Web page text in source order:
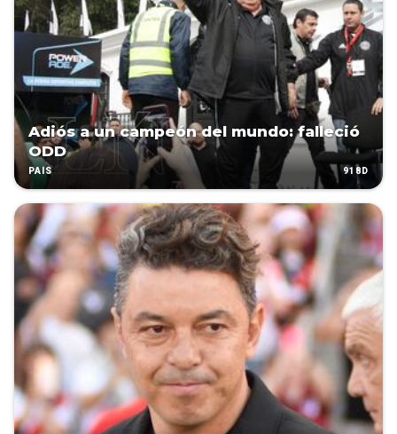
Adiós a un campeón del mundo: falleció
ODD
PAÍS 918D